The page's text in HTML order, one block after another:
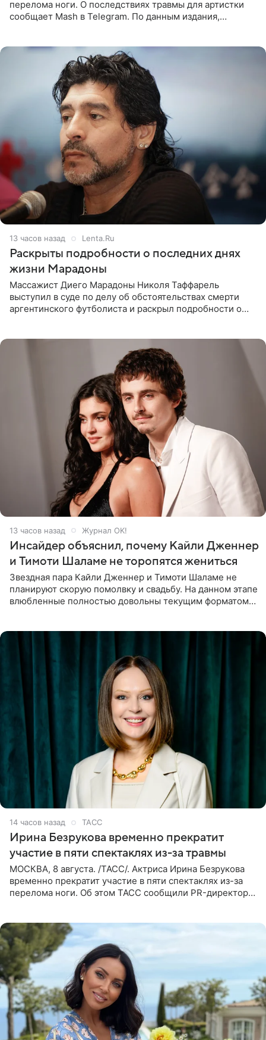
перелома ноги. О последствиях травмы для артистки
сообщает Mash в Telegram. По данным издания,
13 часов назад Lenta.Ru
Раскрыты подробности о последних днях
жизни Марадоны
Массажист Диего Марадоны Николя Таффарель
выступил в суде по делу об обстоятельствах смерти
аргентинского футболиста и раскрыл подробности о
13 часов назад Журнал OK!
Инсайдер объяснил, почему Кайли Дженнер
и Тимоти Шаламе не торопятся жениться
Звездная пара Кайли Дженнер и Тимоти Шаламе не
планируют скорую помолвку и свадьбу. На данном этапе
влюбленные полностью довольны текущим форматом
14 часов назад ТАСС
Ирина Безрукова временно прекратит
участие в пяти спектаклях из-за травмы
МОСКВА, 8 августа. /ТАСС/. Актриса Ирина Безрукова
временно прекратит участие в пяти спектаклях из-за
перелома ноги. Об этом ТАСС сообщили PR-директор